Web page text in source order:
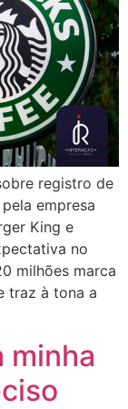
registro de
empresa
King e
no
milhões marca
traz à tona a
minha